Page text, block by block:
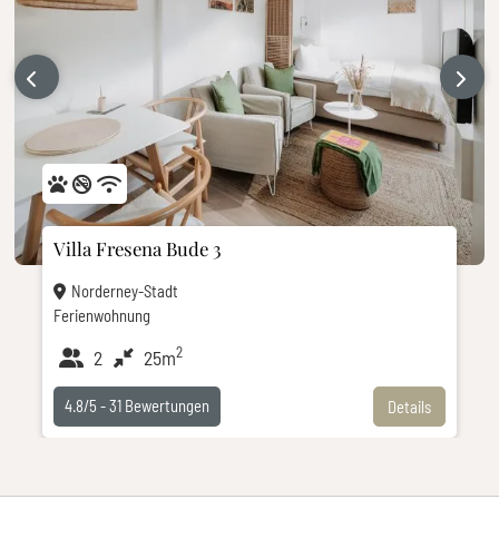
Villa Fresena Bude 3
Norderney-Stadt
Ferienwohnung
2 25m2
Details
4.8/5 -31 Bewertungen
›